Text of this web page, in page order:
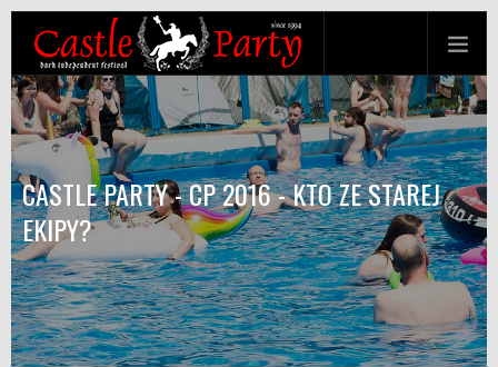
CASTLE PARTY - CP 2016 - KTO ZE STAREJ
EKIPY?